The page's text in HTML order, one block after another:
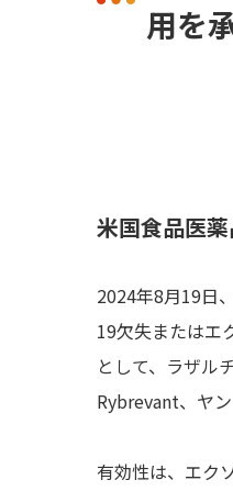
用を
米国食品医薬
2024年8月19日
19欠失またはエ
として、ラザル
Rybrevant、ヤ
有効性は、エク